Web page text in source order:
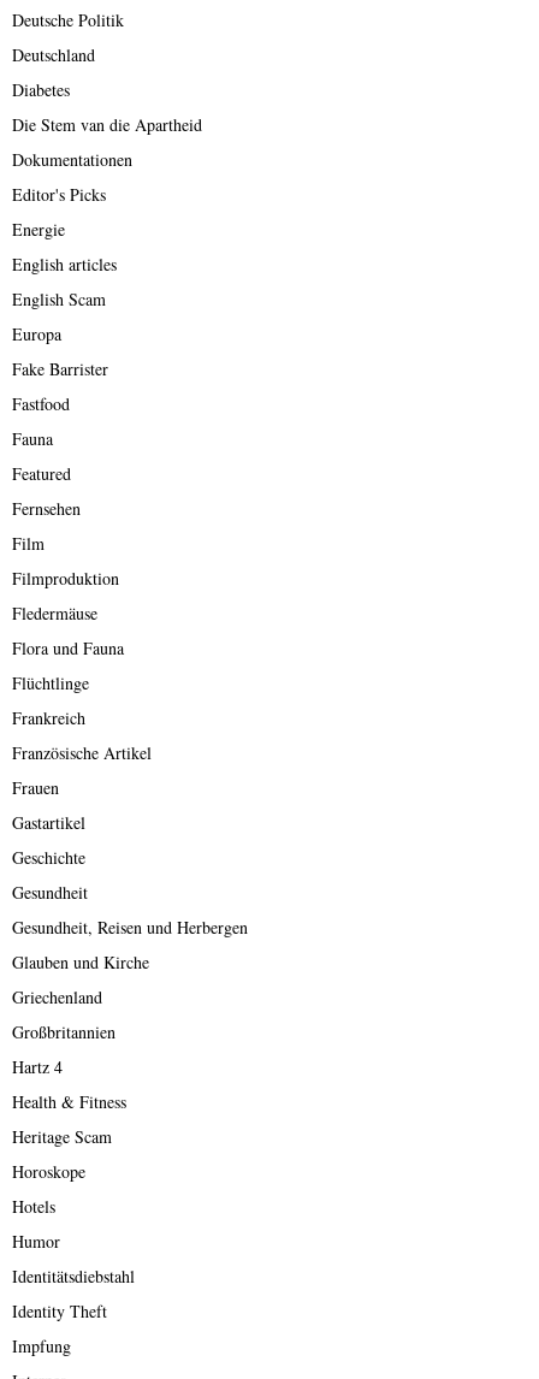
Deutsche Politik
Deutschland
Diabetes
Die Stem van die Apartheid
Dokumentationen
Editor's Picks
Energie
English articles
English Scam
Europa
Fake Barrister
Fastfood
Fauna
Featured
Fernsehen
Film
Filmproduktion
Fledermäuse
Flora und Fauna
Flüchtlinge
Frankreich
Französische Artikel
Frauen
Gastartikel
Geschichte
Gesundheit
Gesundheit, Reisen und Herbergen
Glauben und Kirche
Griechenland
Großbritannien
Hartz 4
Health & Fitness
Heritage Scam
Horoskope
Hotels
Humor
Identitätsdiebstahl
Identity Theft
Impfung